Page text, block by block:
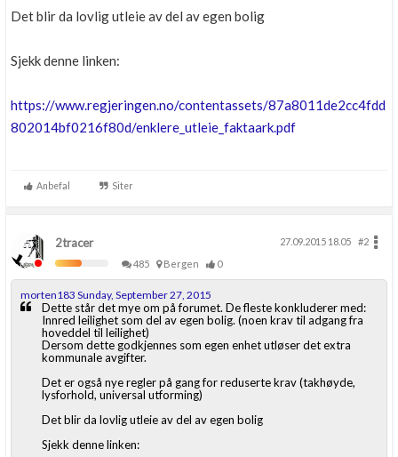
Det blir da lovlig utleie av del av egen bolig
Sjekk denne linken:
https://www.regjeringen.no/contentassets/87a8011de2cc4fdd
802014bf0216f80d/enklere_utleie_faktaark.pdf
Anbefal Siter
2tracer 27.09.2015 18.05
#2
485
Bergen 0
morten183 Sunday, September 27, 2015
Dette står det mye om på forumet. De fleste konkluderer med:
Innred leilighet som del av egen bolig. (noen krav til adgang fra
hoveddel til leilighet)
Dersom dette godkjennes som egen enhet utløser det extra
kommunale avgifter.
Det er også nye regler på gang for reduserte krav (takhøyde,
lysforhold, universal utforming)
Det blir da lovlig utleie av del av egen bolig
Sjekk denne linken: